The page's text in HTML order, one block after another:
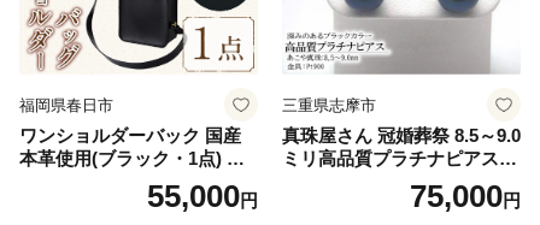
福岡県春日市
ワンショルダーバック 国産
本革使用(ブラック・1点) 鞄
バック バッグ カバン レザー
国産 日本製 牛革 黒 革 革製
55,000円
三重県志摩市
真珠屋さん 冠婚葬祭 8.5～9.0
ミリ高品質プラチナピアス P
t900 志摩産アコヤ真珠 ブラ
ックパール 黒真珠75,000円